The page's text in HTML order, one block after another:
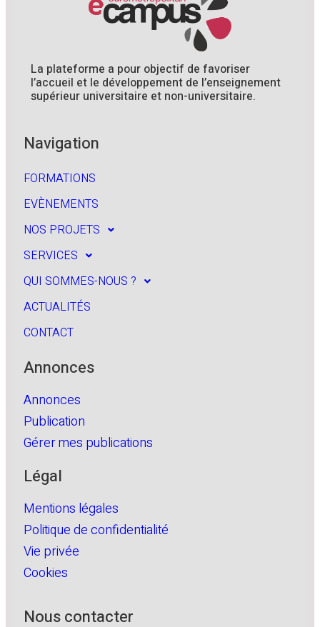
La plateforme a pour objectif de favoriser
l’accueil et le développement de l’enseignement
supérieur universitaire et non-universitaire.
Navigation
FORMATIONS
EVÈNEMENTS
NOS PROJETS
SERVICES
QUI SOMMES-NOUS ?
ACTUALITÉS
CONTACT
Annonces
Annonces
Publication
Gérer mes publications
Légal
Mentions légales
Politique de confidentialité
Vie privée
Cookies
Nous contacter